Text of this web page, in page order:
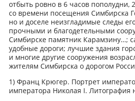
отбыть ровно в 6 часов пополудни,
со времени посещения Симбирска
но и доселе неизгладимые следы
прочными и благодетельными
Симбирске памятник Карамзину…;
удобные дороги; лучшие здания
и многие другие сооружения
жителям Симбирска о дорогом
1) Франц Крюгер. Портрет
императора Николая I. Литография